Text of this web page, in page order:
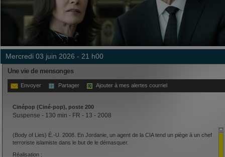
mercredi 03 juin 2026 - 21 h00
Une vie de mensonges
Envoyer Partager Ajouter à mes alertes courriel
Cinépop (Ciné-pop), poste 200
Suspense - 130 min - FR - 13 - 2008
(Body of Lies) É.-U. 2008. En Jordanie, un agent de la CIA tend un piège à un chef
terroriste islamiste dans le but de le démasquer.
Réalisation :